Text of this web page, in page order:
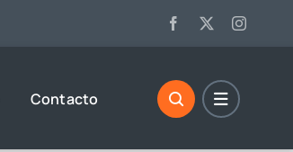
Contacto